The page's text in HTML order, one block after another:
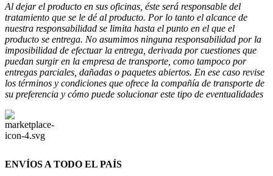
Al dejar el producto en sus oficinas, éste será responsable del
tratamiento que se le dé al producto. Por lo tanto el alcance de
nuestra responsabilidad se limita hasta el punto en el que el
producto se entrega. No asumimos ninguna responsabilidad por la
imposibilidad de efectuar la entrega, derivada por cuestiones que
puedan surgir en la empresa de transporte, como tampoco por
entregas parciales, dañadas o paquetes abiertos. En ese caso revise
los términos y condiciones que ofrece la compañía de transporte de
su preferencia y cómo puede solucionar este tipo de eventualidades
ENVÍOS A TODO EL PAÍS